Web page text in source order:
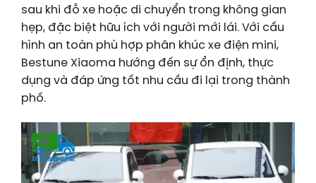
sau khi đỗ xe hoặc di chuyển trong không gian
hẹp, đặc biệt hữu ích với người mới lái. Với cấu
hình an toàn phù hợp phân khúc xe điện mini,
Bestune Xiaoma hướng đến sự ổn định, thực
dụng và đáp ứng tốt nhu cầu đi lại trong thành
phố.